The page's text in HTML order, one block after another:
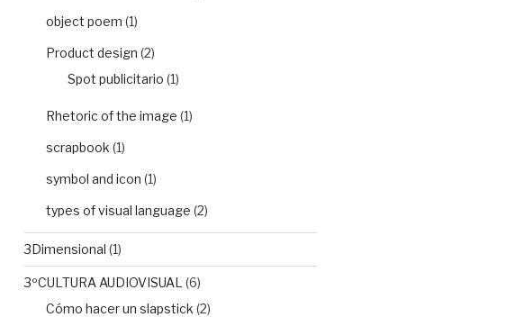
object poem (1)
Product design (2)
Spot publicitario (1)
Rhetoric of the image (1)
scrapbook (1)
symbol and icon (1)
types of visual language (2)
3Dimensional (1)
3ºCULTURA AUDIOVISUAL (6)
Cómo hacer un slapstick (2)